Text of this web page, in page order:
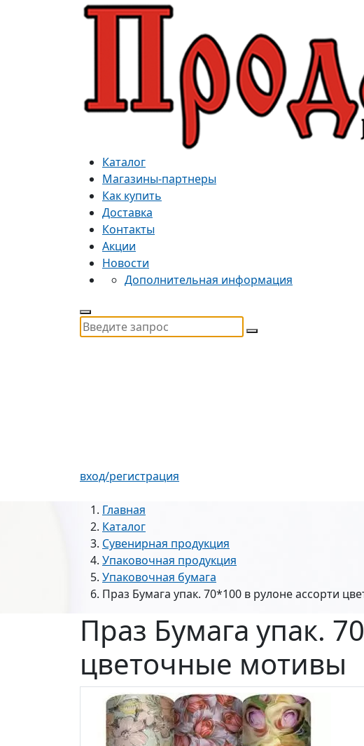
Каталог
Магазины-партнеры
Как купить
Доставка
Контакты
Акции
Новости
Дополнительная информация
вход/регистрация
Главная
Каталог
Сувенирная продукция
Упаковочная продукция
Упаковочная бумага
Праз Бумага упак. 70*100 в рулоне ассорти
Праз Бумага упак.
цветочные мотивы